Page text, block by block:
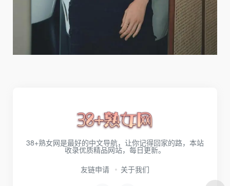
38+熟女网是最好的中文导航，让你记得回家的路，本站
收录优质精品网站，每日更新。
友链申请
关于我们